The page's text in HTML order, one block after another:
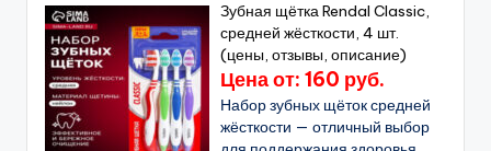
Зубная щётка Rendal Classic,
средней жёсткости, 4 шт.
(цены, отзывы, описание)
Цена от: 160 руб.
Набор зубных щёток средней
жёсткости — отличный выбор